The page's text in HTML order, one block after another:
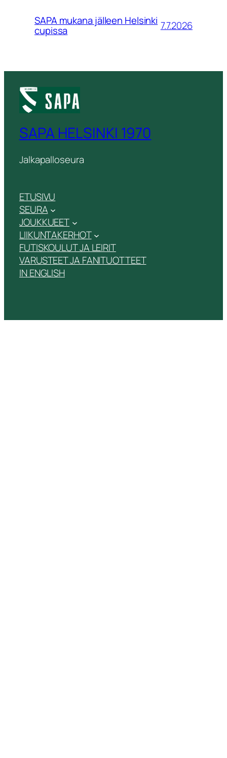
SAPA mukana jälleen Helsinki
cupissa 7.7.2026
SAPA HELSINKI 1970
Jalkapalloseura
ETUSIVU
SEURA
JOUKKUEET
LIIKUNTAKERHOT
FUTISKOULUT JA LEIRIT
VARUSTEET JA FANITUOTTEET
IN ENGLISH